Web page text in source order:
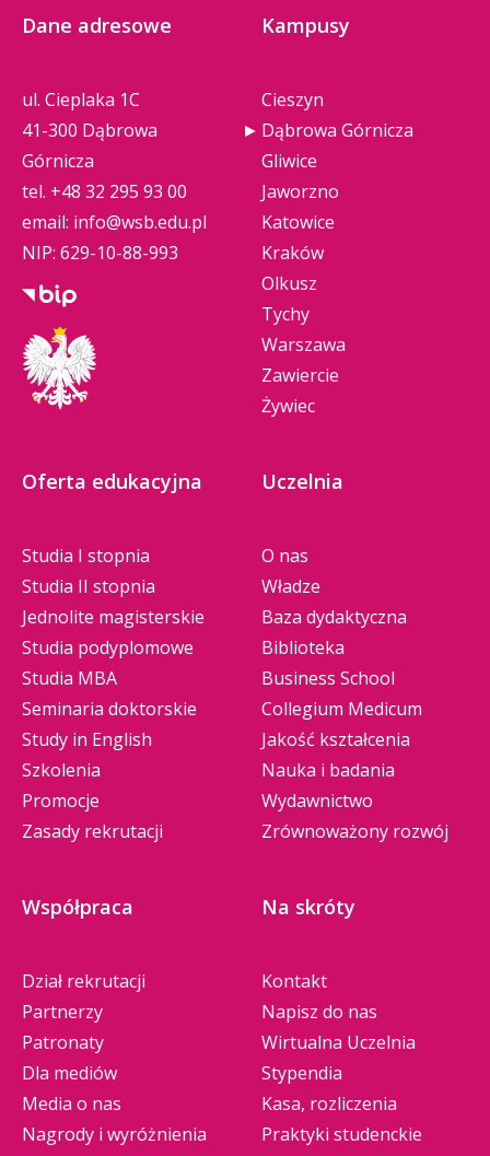
Dane adresowe
ul. Cieplaka 1C
41-300 Dąbrowa
Górnicza
tel. +48 32 295 93 00
email: info@wsb.edu.pl
NIP: 629-10-88-993
Kampusy
Cieszyn
Dąbrowa Górnicza
Gliwice
Jaworzno
Katowice
Kraków
Olkusz
Tychy
Warszawa
Zawiercie
Żywiec
Oferta edukacyjna
Studia I stopnia
Studia II stopnia
Jednolite magisterskie
Studia podyplomowe
Studia MBA
Seminaria doktorskie
Study in English
Szkolenia
Promocje
Zasady rekrutacji
Uczelnia
O nas
Władze
Baza dydaktyczna
Biblioteka
Business School
Collegium Medicum
Jakość kształcenia
Nauka i badania
Wydawnictwo
Zrównoważony rozwój
Współpraca
Dział rekrutacji
Partnerzy
Patronaty
Dla mediów
Media o nas
Nagrody i wyróżnienia
Na skróty
Kontakt
Napisz do nas
Wirtualna Uczelnia
Stypendia
Kasa, rozliczenia
Praktyki studenckie